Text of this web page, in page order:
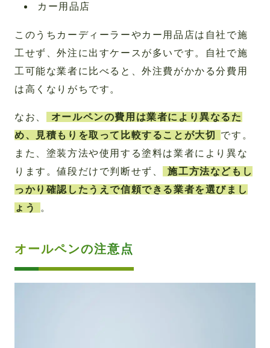
カー用品店
このうちカーディーラーやカー用品店は自社で施
工せず、外注に出すケースが多いです。自社で施
工可能な業者に比べると、外注費がかかる分費用
は高くなりがちです。
なお、
オールペンの費用は業者により異なるた
め、見積もりを取って比較することが大切
です。
また、塗装方法や使用する塗料は業者により異な
ります。値段だけで判断せず、
施工方法などもし
っかり確認したうえで信頼できる業者を選びまし
ょう
。
オールペンの注意点